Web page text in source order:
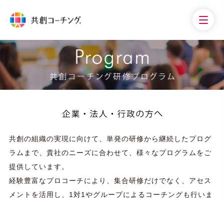
共創の組織の実現に向けて、単発の研修から継続したプログ
ラムまで、貴社のニーズに合わせて、様々なプログラムをご
提供しています。
経験豊富なプロコーチにより、集合研修だけでなく、アセス
メントを活用し、1対1やグループによるコーチングも行いま